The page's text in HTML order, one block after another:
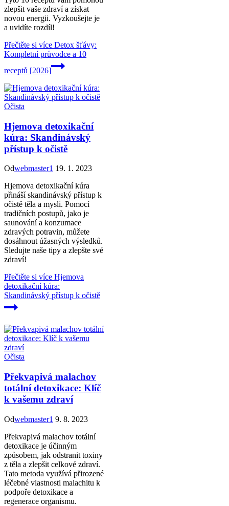
zlepšit vaše zdraví a získat
novou energii. Vyzkoušejte je
a uvidíte rozdíl!
Přečtěte si více Detox šťávy:
Kompletní průvodce a 10
receptů [2026]
Očista
Hjemova detoxikační
kúra: Skandinávský
přístup k očistě
Odwebmaster1 19. 1. 2023
Hjemova detoxikační kúra
přináší skandinávský přístup k
očistě těla a mysli. Pomocí
tradičních postupů, jako je
saunování a konzumace
zdravých potravin, můžete
dosáhnout úžasných výsledků.
Sledujte naše tipy a zlepšte své
zdraví!
Přečtěte si více Hjemova
detoxikační kúra:
Skandinávský přístup k očistě
Očista
Překvapivá malachov
totální detoxikace: Klíč
k vašemu zdraví
Odwebmaster1 9. 8. 2023
Překvapivá malachov totální
detoxikace je účinným
způsobem, jak odstranit toxiny
z těla a zlepšit celkové zdraví.
Tato metoda využívá přirozené
léčebné vlastnosti malachitu k
podpoře detoxikace a
regenerace organismu.